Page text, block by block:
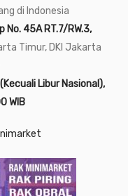
di Indonesia
No. 45A RT.7/RW.3,
Timur, DKI Jakarta
Libur Nasional),
WIB